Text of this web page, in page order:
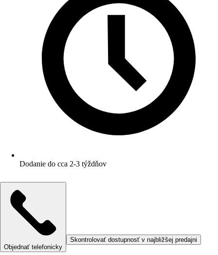
Dodanie do cca 2-3 týždňov
Objednať telefonicky
Skontrolovať dostupnosť v najbližšej predajni